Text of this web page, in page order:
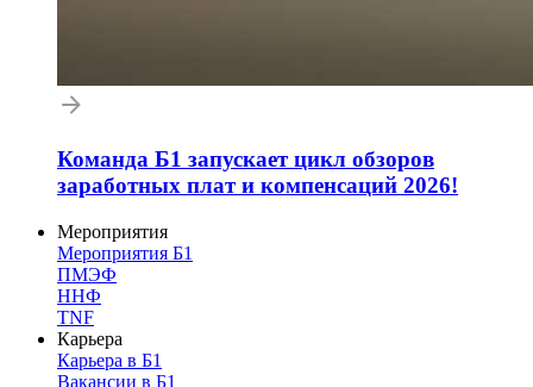
Команда Б1 запускает цикл обзоров
заработных плат и компенсаций 2026!
Мероприятия
Мероприятия Б1
ПМЭФ
ННФ
TNF
Карьера
Карьера в Б1
Вакансии в Б1